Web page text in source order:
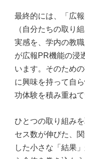
最終的には、「広
（自分たちの取り
実感を、学内の教
が広報PR機能の浸
います。そのため
に興味を持って自
功体験を積み重ねて
ひとつの取り組み
セス数が伸びた、
した小さな「結果